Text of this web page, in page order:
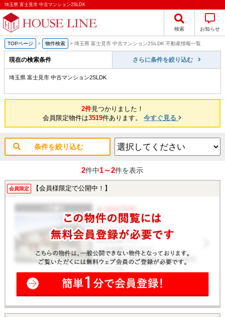
埼玉県 富士見市 中古マンション2SLDK
検索 お知らせ
TOPページ > 物件検索 > 埼玉県 富士見市 中古マンション2SLDK 不動産情報一覧
現在の検索条件 さらに条件を絞り込む
埼玉県 富士見市 中古マンション2SLDK
2件見つかりました！
会員限定物件は3519件あります。今すぐ見る
条件を絞り込む
2件中1～2件を表示
会員限定 【会員様限定で公開中！】